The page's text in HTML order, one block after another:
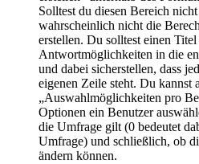
Solltest du diesen Bereich
wahrscheinlich nicht die
erstellen. Du solltest einen
Antwortmöglichkeiten in die
und dabei sicherstellen, dass
eigenen Zeile steht. Du kannst
„Auswahlmöglichkeiten pro
Optionen ein Benutzer
die Umfrage gilt (0 bedeutet
Umfrage) und schließlich, ob
ändern können.